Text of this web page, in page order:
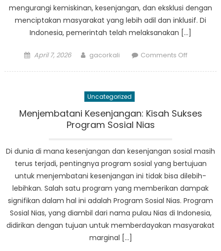
mengurangi kemiskinan, kesenjangan, dan eksklusi dengan
menciptakan masyarakat yang lebih adil dan inklusif. Di
Indonesia, pemerintah telah melaksanakan […]
Posted
April 7, 2026 Author
gacorkali Comments Offon
Program
Uncategorized
Menjembatani Kesenjangan: Kisah Sukses
Program Sosial Nias
Di dunia di mana kesenjangan dan kesenjangan sosial masih
terus terjadi, pentingnya program sosial yang bertujuan
untuk menjembatani kesenjangan ini tidak bisa dilebih-
lebihkan. Salah satu program yang memberikan dampak
signifikan dalam hal ini adalah Program Sosial Nias. Program
Sosial Nias, yang diambil dari nama pulau Nias di Indonesia,
didirikan dengan tujuan untuk memberdayakan masyarakat
marginal […]